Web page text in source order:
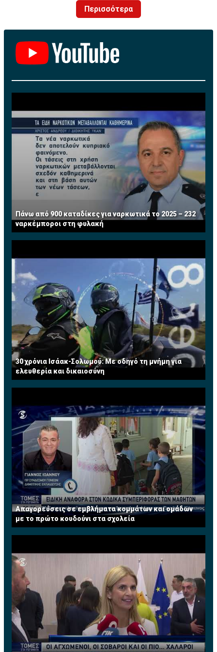
Περισσότερα
Πάνω από 900 καταδίκες για ναρκωτικά το 2025 – 232
ναρκέμποροι στη φυλακή
30 χρόνια Ισάακ-Σολωμού: Με οδηγό τη μνήμη για
ελευθερία και δικαιοσύνη
Απαγορεύσεις σε εμβλήματα κομμάτων και ομάδων
με το πρώτο κουδούνι στα σχολεία